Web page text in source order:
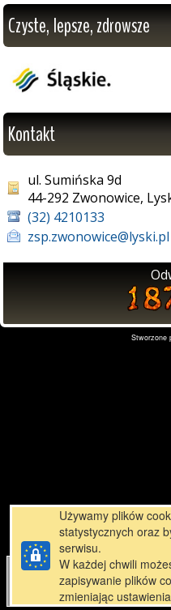
Czyste, lepsze, zdrowsze
Kontakt
ul. Sumińska 9d
44-292 Zwonowice,
(32) 4210133
zsp.zwonowice@lyski.pl
Stworzone
Używamy plików
statystycznych oraz
serwisu.
W każdej chwili
zapisywanie plików
zmieniając